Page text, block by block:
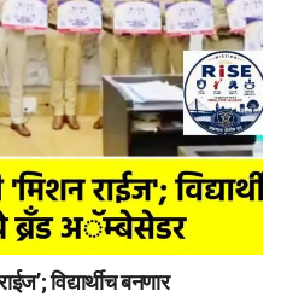
विद्यार्थीच बनणार